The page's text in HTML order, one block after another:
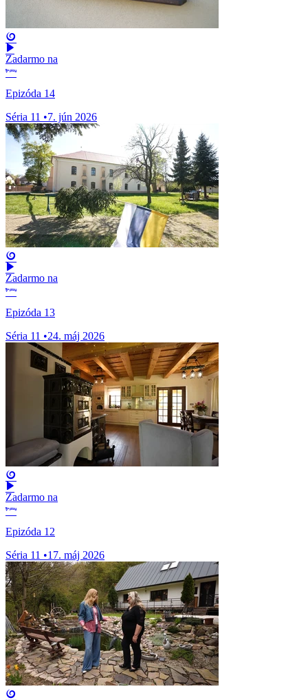
Zadarmo na
Epizóda 14
Séria 11 •7. jún 2026
Zadarmo na
Epizóda 13
Séria 11 •24. máj 2026
Zadarmo na
Epizóda 12
Séria 11 •17. máj 2026